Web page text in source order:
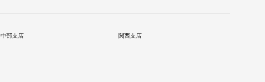
中部支店 関西支店